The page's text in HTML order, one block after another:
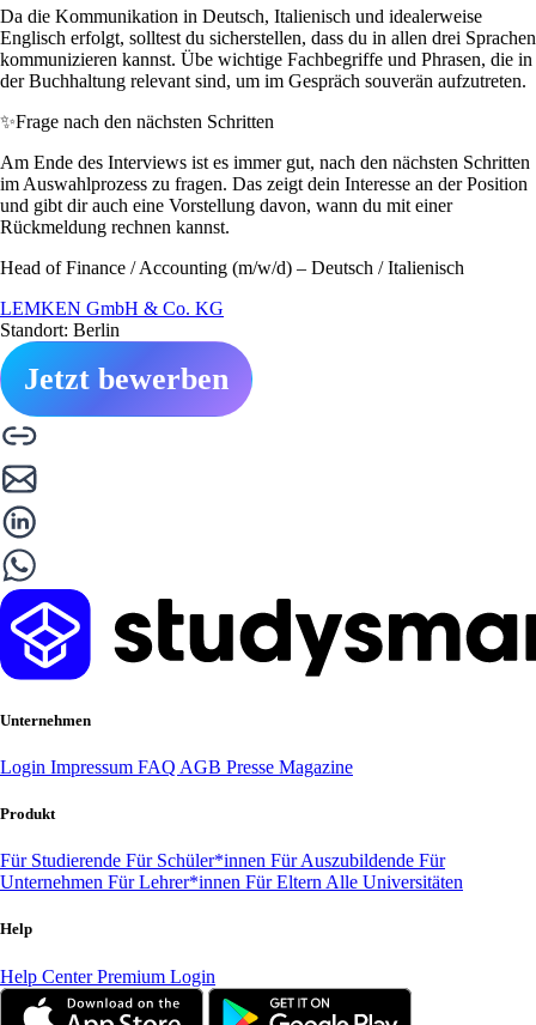
Da die Kommunikation in Deutsch, Italienisch und idealerweise
Englisch erfolgt, solltest du sicherstellen, dass du in allen drei Sprachen
kommunizieren kannst. Übe wichtige Fachbegriffe und Phrasen, die in
der Buchhaltung relevant sind, um im Gespräch souverän aufzutreten.
✨Frage nach den nächsten Schritten
Am Ende des Interviews ist es immer gut, nach den nächsten Schritten
im Auswahlprozess zu fragen. Das zeigt dein Interesse an der Position
und gibt dir auch eine Vorstellung davon, wann du mit einer
Rückmeldung rechnen kannst.
Head of Finance / Accounting (m/w/d) – Deutsch / Italienisch
LEMKEN GmbH & Co. KG
Standort: Berlin
Jetzt bewerben
Unternehmen
Login Impressum FAQ AGB Presse Magazine
Produkt
Für Studierende Für Schüler*innen Für Auszubildende Für
Unternehmen Für Lehrer*innen Für Eltern Alle Universitäten
Help
Help CenterPremium Login